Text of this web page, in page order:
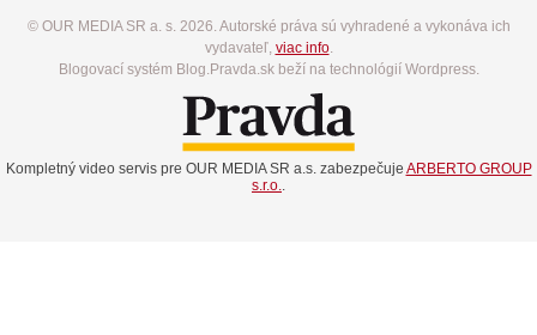
© OUR MEDIA SR a. s. 2026. Autorské práva sú vyhradené a vykonáva ich
vydavateľ, viac info.
Blogovací systém Blog.Pravda.sk beží na technológií Wordpress.
Kompletný video servis pre OUR MEDIA SR a.s. zabezpečuje ARBERTO GROUP
s.r.o..